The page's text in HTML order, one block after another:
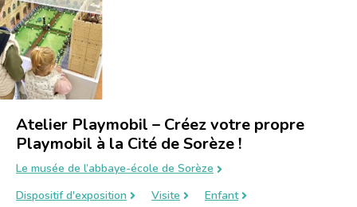
Atelier Playmobil – Créez votre propre
Playmobil à la Cité de Sorèze !
Le musée de l’abbaye-école de Sorèze
Dispositif d'exposition
Visite
Enfant